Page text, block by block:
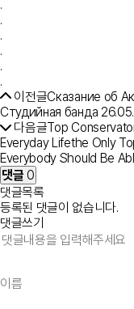
.
.
.
.
.
.
이전글Сказание об
Студийная банда
다음글Top
Everyday Lifethe Only
Everybody Should Be
댓글 0
댓글목록
등록된 댓글이 없습니다.
댓글쓰기